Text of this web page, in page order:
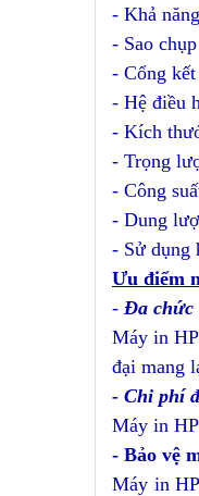
- Khả
- Sao
- Cổng
- Hệ điều
- Kích
- Trọng
- Công
- Dung
- Sử dụng
Ưu điểm
- Đa chức
Máy in
đại mang
- Chi phí
Máy in
- Bảo vệ
Máy in